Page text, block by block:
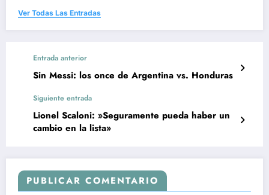
Ver Todas Las Entradas
Entrada anterior
Sin Messi: los once de Argentina vs. Honduras
Siguiente entrada
Lionel Scaloni: »Seguramente pueda haber un
cambio en la lista»
PUBLICAR COMENTARIO